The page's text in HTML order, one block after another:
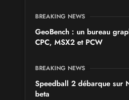
BREAKING NEWS
GeoBench : un bureau
CPC, MSX2 et PCW
BREAKING NEWS
Speedball 2 débarque sur
beta